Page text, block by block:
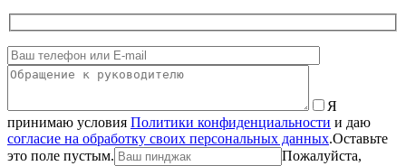
Я
принимаю условия Политики конфиденциальности и даю
согласие на обработку своих персональных данных.Оставьте
это поле пустым.
Пожалуйста,